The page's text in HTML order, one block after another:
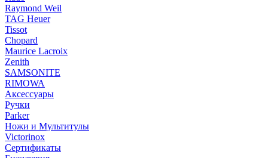
Raymond Weil
TAG Heuer
Tissot
Chopard
Maurice Lacroix
Zenith
SAMSONITE
RIMOWA
Аксессуары
Ручки
Parker
Ножи и Мультитулы
Victorinox
Сертификаты